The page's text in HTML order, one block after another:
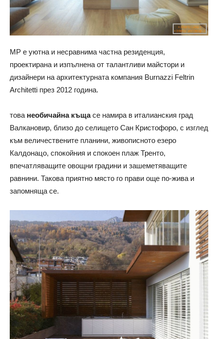
MP е уютна и несравнима частна резиденция,
проектирана и изпълнена от талантливи майстори и
дизайнери на архитектурната компания Burnazzi Feltrin
Architetti през 2012 година.
това необичайна къщасе намира в италианския град
Валкановир, близо до селището Сан Кристофоро, с изглед
към величествените планини, живописното езеро
Калдонацо, спокойния и спокоен плаж Тренто,
впечатляващите овощни градини и зашеметяващите
равнини. Такова приятно място го прави още по-жива и
запомняща се.